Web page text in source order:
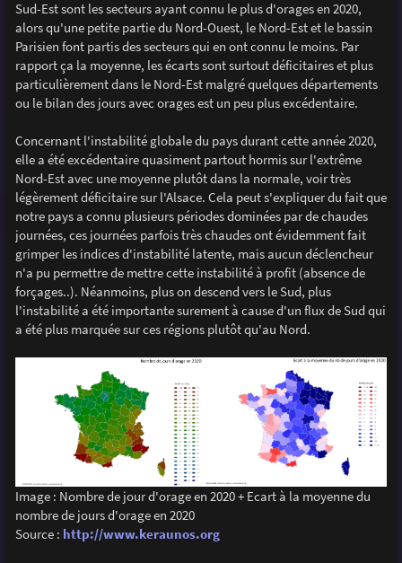
Sud-Est sont les secteurs ayant connu le plus d'orages en 2020,
alors qu'une petite partie du Nord-Ouest, le Nord-Est et le bassin
Parisien font partis des secteurs qui en ont connu le moins. Par
rapport ça la moyenne, les écarts sont surtout déficitaires et plus
particulièrement dans le Nord-Est malgré quelques départements
ou le bilan des jours avec orages est un peu plus excédentaire.
Concernant l'instabilité globale du pays durant cette année 2020,
elle a été excédentaire quasiment partout hormis sur l'extrême
Nord-Est avec une moyenne plutôt dans la normale, voir très
légèrement déficitaire sur l'Alsace. Cela peut s'expliquer du fait que
notre pays a connu plusieurs périodes dominées par de chaudes
journées, ces journées parfois très chaudes ont évidemment fait
grimper les indices d'instabilité latente, mais aucun déclencheur
n'a pu permettre de mettre cette instabilité à profit (absence de
forçages..). Néanmoins, plus on descend vers le Sud, plus
l'instabilité a été importante surement à cause d'un flux de Sud qui
a été plus marquée sur ces régions plutôt qu'au Nord.
Image : Nombre de jour d'orage en 2020 + Ecart à la moyenne du
nombre de jours d'orage en 2020
Source : http://www.keraunos.org